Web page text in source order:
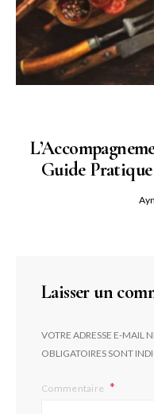
Guide
Laisser un
VOTRE ADRESSE E-MAIL
OBLIGATOIRES SONT
Commentaire